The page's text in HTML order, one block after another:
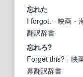
忘れた
I forgot. - 映画・
翻訳辞書
忘れろ?
Forget this? - 映
幕翻訳辞書